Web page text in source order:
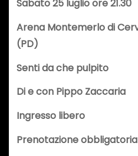
Sabato 25 luglio ore 21.30
Arena Montemerlo di
(PD)
Senti da che pulpito
Di e con Pippo Zaccaria
Ingresso libero
Prenotazione obbligatoria